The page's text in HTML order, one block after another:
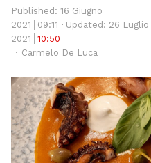
Published: 16 Giugno
2021
09:11
Updated: 26 Luglio
2021
10:50
Author
Carmelo De Luca